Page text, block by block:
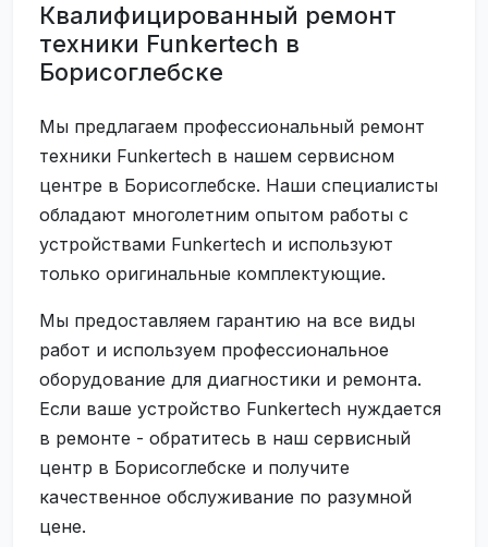
Квалифицированный ремонт
техники Funkertech в
Борисоглебске
Мы предлагаем профессиональный ремонт
техники Funkertech в нашем сервисном
центре в Борисоглебске. Наши специалисты
обладают многолетним опытом работы с
устройствами Funkertech и используют
только оригинальные комплектующие.
Мы предоставляем гарантию на все виды
работ и используем профессиональное
оборудование для диагностики и ремонта.
Если ваше устройство Funkertech нуждается
в ремонте - обратитесь в наш сервисный
центр в Борисоглебске и получите
качественное обслуживание по разумной
цене.